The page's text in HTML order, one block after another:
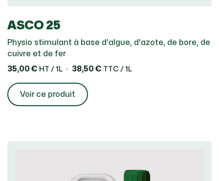
ASCO 25
Physio stimulant à base d'algue, d'azote, de bore, de
cuivre et de fer
35,00 € HT / 1L 38,50 € TTC / 1L
Voir ce produit